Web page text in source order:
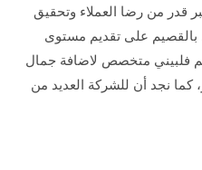
قدر من رضا العملاء وتحقيق
بالقصيم على تقديم مستوى
فلبيني متخصص لاضافة جمال
كما نجد أن للشركة العديد من